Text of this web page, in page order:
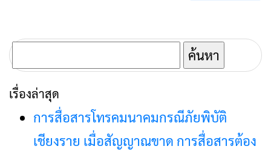
ค้นหา
สำหรับ:
เรื่องล่าสุด
การสื่อสารโทรคมนาคมกรณีภัยพิบัติ
เชียงราย เมื่อสัญญาณขาด การสื่อสารต้อง